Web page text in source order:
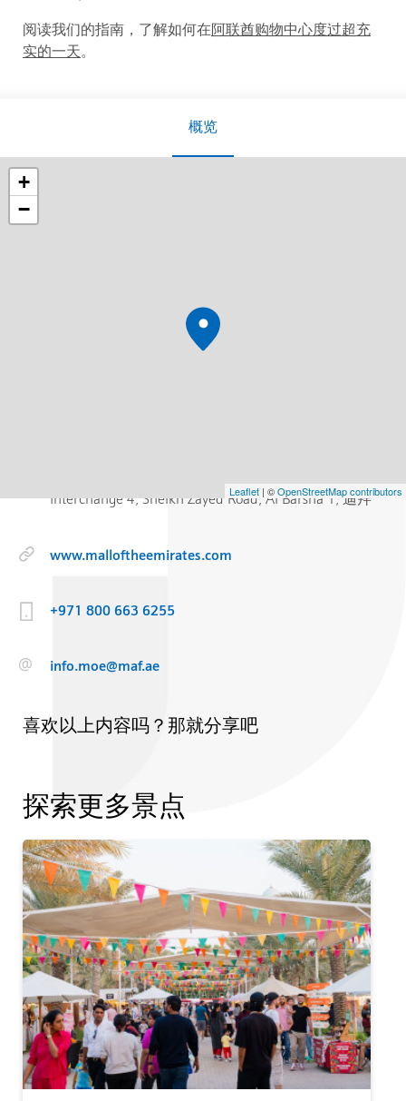
阅读我们的指南，了解如何在阿联酋购物中心度过超充
实的一天。
概览
+
−
Leaflet | ©OpenStreetMap contributors
Interchange 4, Sheikh Zayed Road, Al Barsha 1, 迪拜
www.malloftheemirates.com
+971 800 663 6255
info.moe@maf.ae
喜欢以上内容吗？那就分享吧
探索更多景点